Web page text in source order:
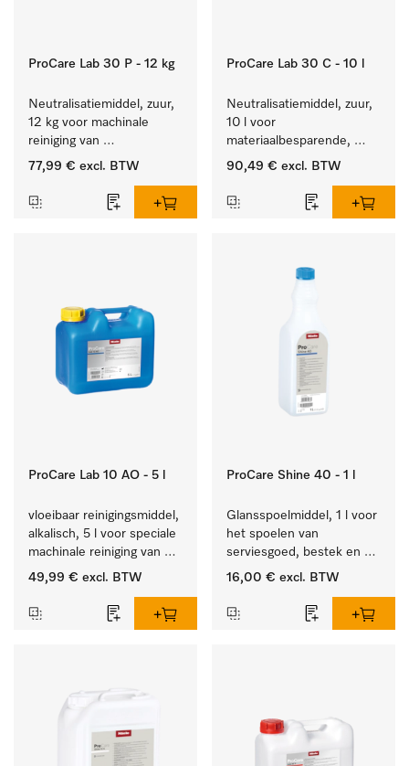
ProCare Lab 30 P - 12 kg
Neutralisatiemiddel, zuur,
12 kg voor machinale
reiniging van
laboratoriumglaswerk en -
77,99 € excl. BTW
ProCare Lab 30 C - 10 l
Neutralisatiemiddel, zuur,
10 l voor
materiaalbesparende,
machinale reiniging van
gerei.
90,49 € excl. BTW
ProCare Lab 10 AO - 5 l
vloeibaar reinigingsmiddel,
alkalisch, 5 l voor speciale
machinale reiniging van
laboratoriumglaswerk en -
49,99 € excl. BTW
ProCare Shine 40 - 1 l
Glansspoelmiddel, 1 l voor
het spoelen van
serviesgoed, bestek en
ideaal voor glazen.
16,00 € excl. BTW